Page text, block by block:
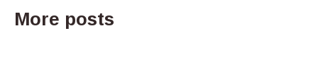
More posts